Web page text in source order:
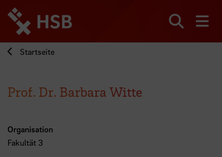
zum
Seiteninhalt
springen
Startseite
Prof. Dr. Barbara Witte
Organisation
Fakultät 3